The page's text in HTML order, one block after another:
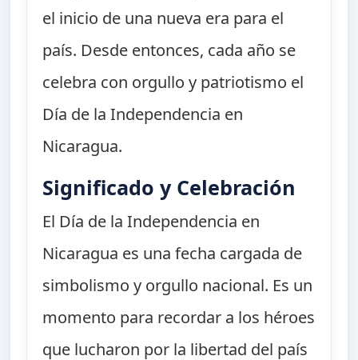
el inicio de una nueva era para el
país. Desde entonces, cada año se
celebra con orgullo y patriotismo el
Día de la Independencia en
Nicaragua.
Significado y Celebración
El Día de la Independencia en
Nicaragua es una fecha cargada de
simbolismo y orgullo nacional. Es un
momento para recordar a los héroes
que lucharon por la libertad del país